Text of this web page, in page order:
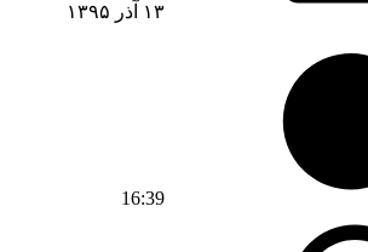
۱۳ آذر ۱۳۹۵
16:39